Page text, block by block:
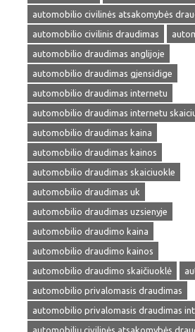
automobilio civilinės atsakomybės
automobilio civilinis draudimas
automobilio draudimas anglijoje
automobilio draudimas gjensidige
automobilio draudimas internetu
automobilio draudimas internetu
automobilio draudimas kaina
automobilio draudimas kainos
automobilio draudimas skaiciuokle
automobilio draudimas uk
automobilio draudimas uzsienyje
automobilio draudimo kaina
automobilio draudimo kainos
automobilio draudimo skaičiuoklė
automobilio privalomasis draudimas
automobilio privalomasis draudimas
automobilių civilinės atsakomybės